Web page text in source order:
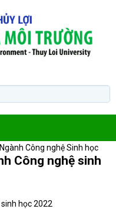
Ngành Công nghệ Sinh học
Công nghệ sinh
học 2022